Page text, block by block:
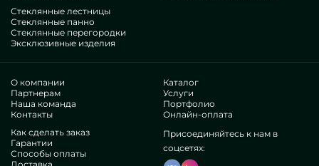
Стеклянные лестницы
Стеклянные панно
Стеклянные перегородки
Эксклюзивные изделия
О компании
Партнерам
Наша команда
Контакты
Каталог
Услуги
Портфолио
Онлайн-оплата
Как сделать заказ
Гарантии
Способы оплаты
Присоединяйтесь к нам в
соцсетях: